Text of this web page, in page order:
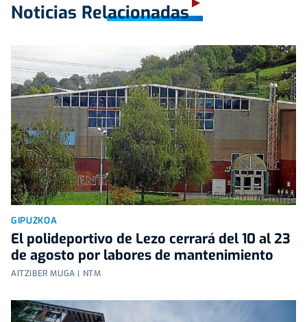
Noticias Relacionadas
GIPUZKOA
El polideportivo de Lezo cerrará del 10 al 23
de agosto por labores de mantenimiento
AITZIBER MUGA | NTM